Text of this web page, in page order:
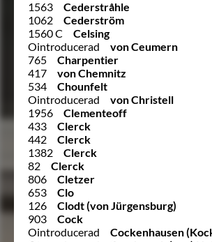
1563
Cederstråhle
1062
Cederström
1560 C
Celsing
Ointroducerad
von Ceumern
765
Charpentier
417
von Chemnitz
534
Chounfelt
Ointroducerad
von Christell
1956
Clementeoff
433
Clerck
442
Clerck
1382
Clerck
82
Clerck
806
Cletzer
653
Clo
126
Clodt (von Jürgensburg)
903
Cock
Ointroducerad
Cockenhausen